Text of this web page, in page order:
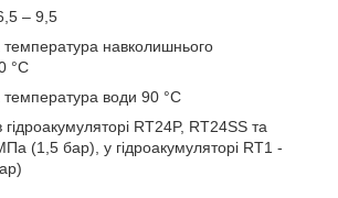
– 9,5
навколишнього
°С
води 90 °С
гідроакумуляторі RT24P, RT24SS та
(1,5 бар), у гідроакумуляторі RT1 -